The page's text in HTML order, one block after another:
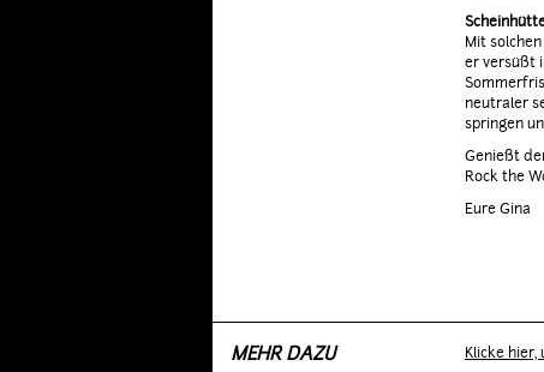
Mit
er versüßt
neutraler
springen
Genießt
Rock the
Eure Gina
MEHR DAZU Klicke